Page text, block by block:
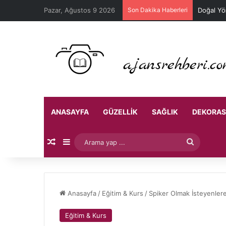
Pazar, Ağustos 9 2026 Son Dakika Haberleri Doğal
ANASAYFA GÜZELLIK SAĞLIK
Rastgele Makale
Kenar Bölmesi
Arama
yap
Anasayfa / Eğitim & Kurs / Spiker Olmak
Eğitim & Kurs